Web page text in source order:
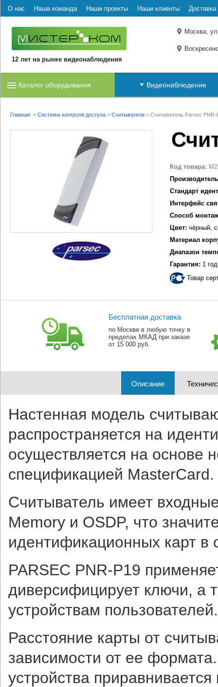
О нас Наша команда Наши проекты Наши клиенты Доставка
12 лет на рынке видеонаблюдения
Москва,
Каталог оборудования Видеонаблюдение
Главная > Системы контроля доступа > Считыватели > Считыватель Parsec PNR-
Код товара:
Стандарт
Интерфейс
Способ
Цвет: чёрный,
Материал
Диапазон
Гарантия: 1 год
Товар
Бесплатная доставка
по Москве в любую точку в
пределах МКАД при заказе
от 15 000 руб.
Описание
Настенная модель
распространяется на
осуществляется на основе
спецификацией MasterCard.
Считыватель имеет
Memory и OSDP, что
идентификационных карт в
PARSEC PNR-P19
диверсифицирует ключи, а
устройствам пользователей.
Расстояние карты от
зависимости от ее
устройства